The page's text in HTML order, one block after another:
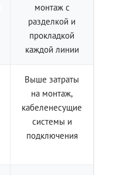
монтаж с
разделкой и
прокладкой
каждой линии
Выше затраты
на монтаж,
кабеленесущие
системы и
подключения